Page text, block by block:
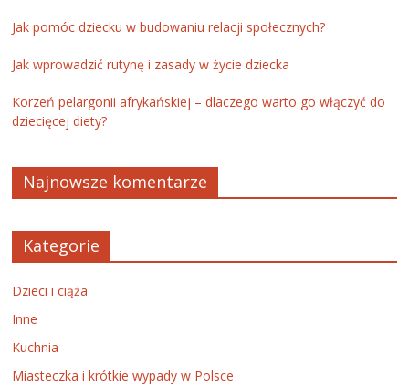
Jak pomóc dziecku w budowaniu relacji społecznych?
Jak wprowadzić rutynę i zasady w życie dziecka
Korzeń pelargonii afrykańskiej – dlaczego warto go włączyć do
dziecięcej diety?
Najnowsze komentarze
Kategorie
Dzieci i ciąża
Inne
Kuchnia
Miasteczka i krótkie wypady w Polsce